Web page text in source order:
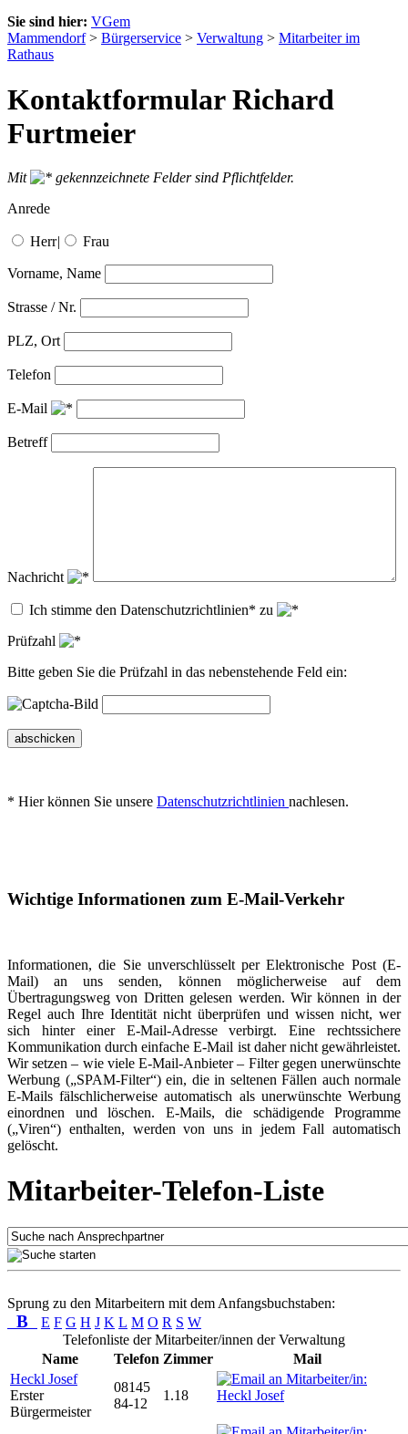
Sie sind hier: VGem
Mammendorf> Bürgerservice > Verwaltung > Mitarbeiter im
Rathaus
Kontaktformular Richard
Furtmeier
Mit
gekennzeichnete Felder sind Pflichtfelder.
Anrede
Herr| Frau
Vorname, Name
Strasse / Nr.
PLZ, Ort
Telefon
E-Mail
Betreff
Nachricht
Ich stimme den Datenschutzrichtlinien* zu
Prüfzahl
Bitte geben Sie die Prüfzahl in das nebenstehende Feld ein:
abschicken
* Hier können Sie unsere Datenschutzrichtlinien nachlesen.
Wichtige Informationen zum E-Mail-Verkehr
Informationen, die Sie unverschlüsselt per Elektronische Post (E-
Mail) an uns senden, können möglicherweise auf dem
Übertragungsweg von Dritten gelesen werden. Wir können in der
Regel auch Ihre Identität nicht überprüfen und wissen nicht, wer
sich hinter einer E-Mail-Adresse verbirgt. Eine rechtssichere
Kommunikation durch einfache E-Mail ist daher nicht gewährleistet.
Wir setzen – wie viele E-Mail-Anbieter – Filter gegen unerwünschte
Werbung („SPAM-Filter“) ein, die in seltenen Fällen auch normale
E-Mails fälschlicherweise automatisch als unerwünschte Werbung
einordnen und löschen. E-Mails, die schädigende Programme
(„Viren“) enthalten, werden von uns in jedem Fall automatisch
gelöscht.
Mitarbeiter-Telefon-Liste
Sprung zu den Mitarbeitern mit dem Anfangsbuchstaben:
B E F G H J K L M O R S W
Telefonliste der Mitarbeiter/innen der Verwaltung
Name
Telefon Zimmer
Mail
Heckl Josef
Erster
Bürgermeister
08145
84-12
1.18